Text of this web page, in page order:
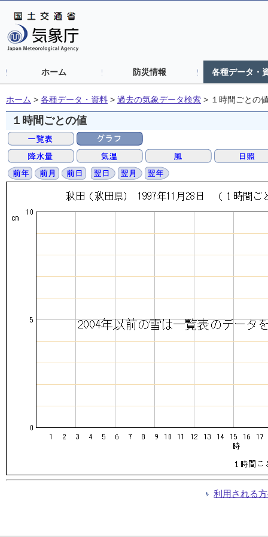
ホーム 防災情報 各種データ・
ホーム > 各種データ・資料 > 過去の気象データ検索 > １時間ごとの
１時間ごとの値
利用される